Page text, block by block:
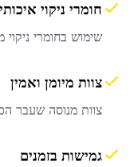
חומרי ניקוי
שימוש בחומרי ניקוי
צוות מיומן ואמין
צוות מנוסה שעבר
גמישות בזמנים